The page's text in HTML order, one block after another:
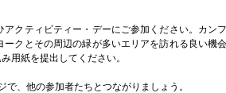
クティビティー・デーにご参加ください。カン
クとその周辺の緑が多いエリアを訪れる良い機
用紙を提出してください。
で、他の参加者たちとつながりましょう。